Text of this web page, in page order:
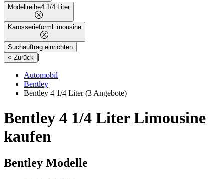
Modellreihe4 1/4 Liter
Karosserieform Limousine
Suchauftrag einrichten
< Zurück |
Automobil
Bentley
Bentley 4 1/4 Liter(3 Angebote)
Bentley 4 1/4 Liter Limousine
kaufen
Bentley Modelle